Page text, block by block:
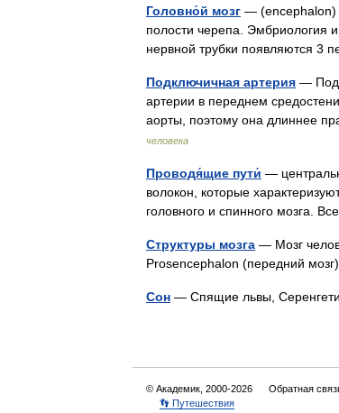
Головно́й мозг — (encephalon)
полости черепа. Эмбриология
нервной трубки появляются 3
Подключичная артерия —
артерии в переднем
аорты, поэтому она длиннее
человека
Проводя́щие пути́ —
волокон, которые
головного и спинного мозга.
Структуры мозга — Мозг
Prosencephalon (передний
Сон — Спящие львы,
© Академик, 2000-2026 Обратная
👣 Путешествия